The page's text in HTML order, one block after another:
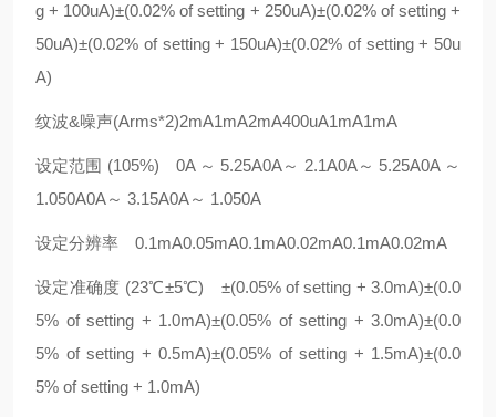
g + 100uA)±(0.02% of setting + 250uA)±(0.02% of setting +
50uA)±(0.02% of setting + 150uA)±(0.02% of setting + 50u
A)
纹波&噪声(Arms*2)2mA1mA2mA400uA1mA1mA
设定范围 (105%) 0A ～ 5.25A0A～ 2.1A0A～ 5.25A0A ～
1.050A0A～ 3.15A0A～ 1.050A
设定分辨率 0.1mA0.05mA0.1mA0.02mA0.1mA0.02mA
设定准确度 (23℃±5℃) ±(0.05% of setting + 3.0mA)±(0.0
5% of setting + 1.0mA)±(0.05% of setting + 3.0mA)±(0.0
5% of setting + 0.5mA)±(0.05% of setting + 1.5mA)±(0.0
5% of setting + 1.0mA)